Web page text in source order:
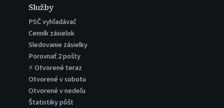
Služby
PSČ vyhľadávač
Cenník zásielok
Sledovanie zásielky
Porovnať 2 pošty
⚡ Otvorené teraz
Otvorené v sobotu
Otvorené v nedeľu
Štatistiky pôšt